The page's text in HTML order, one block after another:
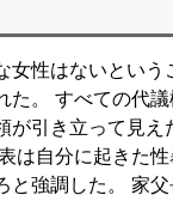
女性はないとい
た。 すべての代
が引き立って見
は自分に起きた
と強調した。 家